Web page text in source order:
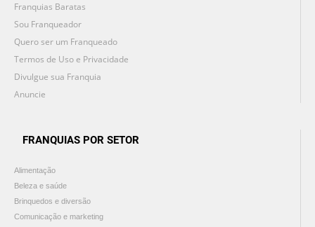
Franquias Baratas
Sou Franqueador
Quero ser um Franqueado
Termos de Uso e Privacidade
Divulgue sua Franquia
Anuncie
FRANQUIAS POR SETOR
Alimentação
Beleza e saúde
Brinquedos e diversão
Comunicação e marketing